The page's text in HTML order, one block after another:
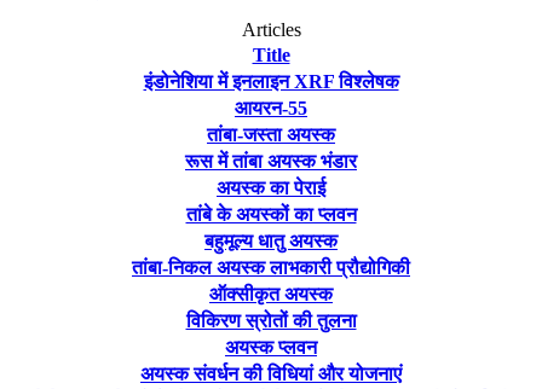
Articles
Title
इंडोनेशिया में इनलाइन XRF विश्लेषक
आयरन-55
तांबा-जस्ता अयस्क
रूस में तांबा अयस्क भंडार
अयस्क का पेराई
तांबे के अयस्कों का प्लवन
बहुमूल्य धातु अयस्क
तांबा-निकल अयस्क लाभकारी प्रौद्योगिकी
ऑक्सीकृत अयस्क
विकिरण स्रोतों की तुलना
अयस्क प्लवन
अयस्क संवर्धन की विधियां और योजनाएं